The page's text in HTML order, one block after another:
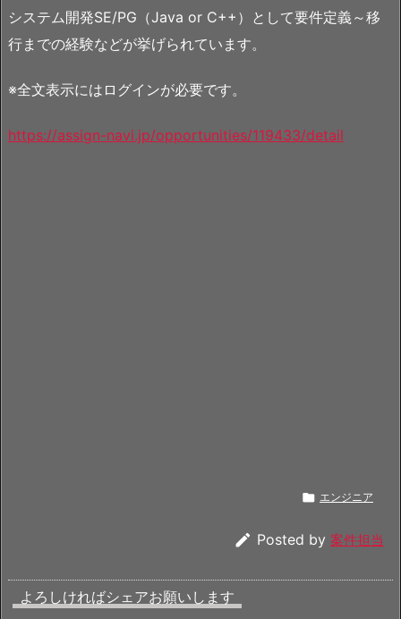
システム開発SE/PG（Java or C++）として要件定義～移
行までの経験などが挙げられています。
※全文表示にはログインが必要です。
https://assign-navi.jp/opportunities/119433/detail
 エンジニア
 Posted by 案件担当
よろしければシェアお願いします